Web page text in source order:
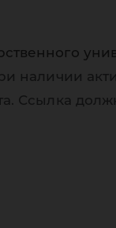
наличии
Ссылка